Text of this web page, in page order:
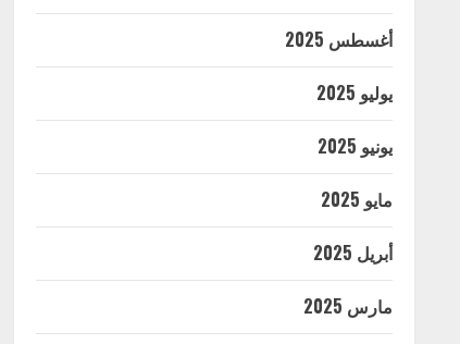
أغسطس 2025
يوليو 2025
يونيو 2025
مايو 2025
أبريل 2025
مارس 2025